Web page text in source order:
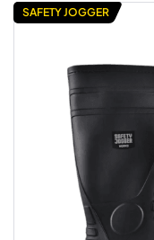
SAFETY JOGGER